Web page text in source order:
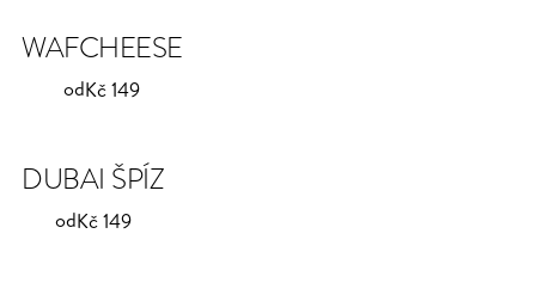
WAFCHEESE
odKč 149
DUBAI ŠPÍZ
odKč 149